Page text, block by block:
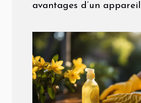
avantages d’un